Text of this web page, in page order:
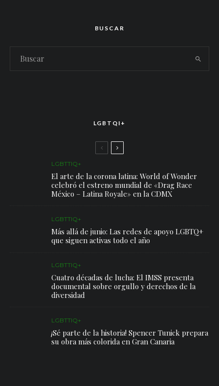
BUSCAR
LGBTQI+
LGBTTIQ+
El arte de la corona latina: World of Wonder
celebró el estreno mundial de «Drag Race
México – Latina Royale» en la CDMX
LGBTTIQ+
Más allá de junio: Las redes de apoyo LGBTQ+
que siguen activas todo el año
LGBTTIQ+
Cuatro décadas de lucha: El IMSS presenta
documental sobre orgullo y derechos de la
diversidad
LGBTTIQ+
¡Sé parte de la historia! Spencer Tunick prepara
su obra más colorida en Gran Canaria